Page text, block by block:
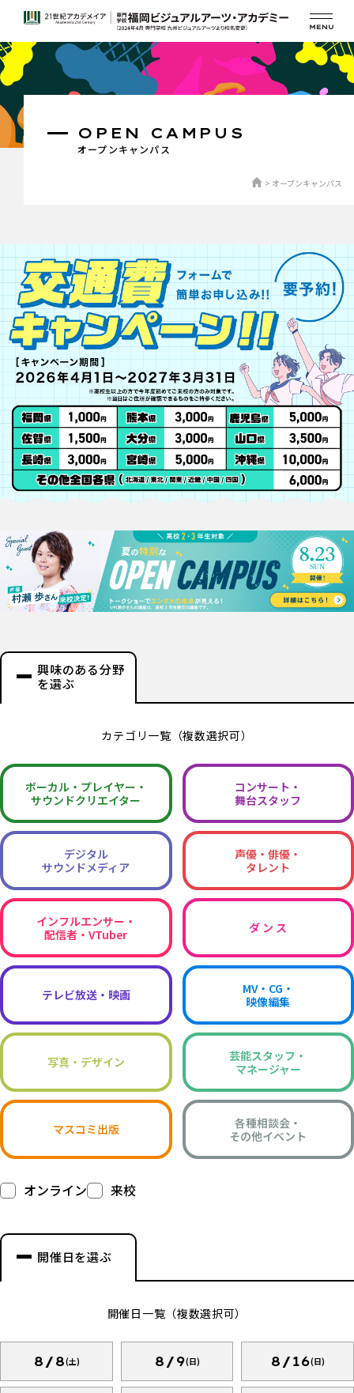
オープンキャンパス
OPEN CAMPUS
オープンキャンパス
興味のある分野
を選ぶ
カテゴリ一覧（複数選択可）
ボーカル・ プレイヤー・
サウンドクリエイター
コンサート・
舞台スタッフ
デジタル
サウンドメディア
声優・俳優・
タレント
インフルエンサー・
配信者・VTuber
ダ ン ス
テレビ放送・映画
MV・CG・
映像編集
写真・デザイン
芸能スタッフ・
マネージャー
マスコミ出版
各種相談会・
その他イベント
オンライン 来校
開催日を選ぶ
開催日一覧（複数選択可）
8/8(土) 8/9(日) 8/16(日)